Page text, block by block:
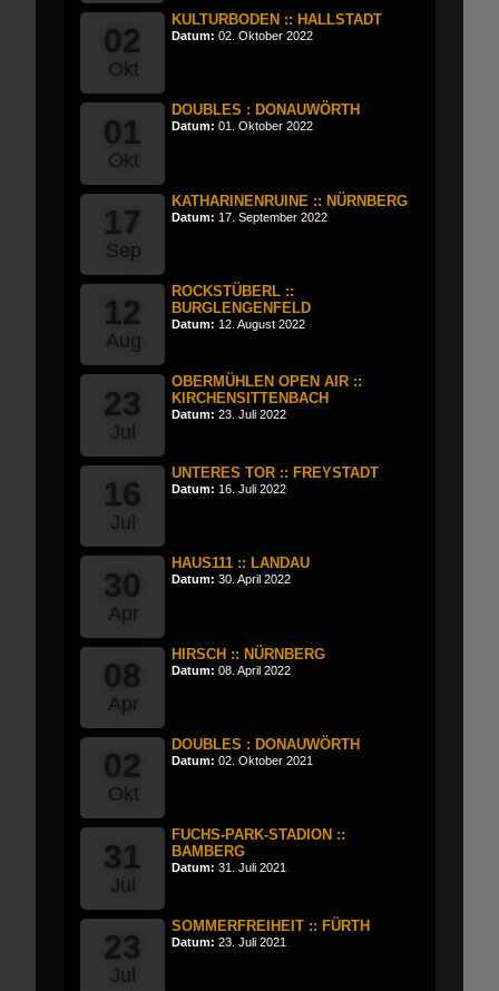
02
Okt
KULTURBODEN :: HALLSTADT
Datum: 02. Oktober 2022
01
Okt
DOUBLES : DONAUWÖRTH
Datum: 01. Oktober 2022
17
Sep
KATHARINENRUINE :: NÜRNBERG
Datum: 17. September 2022
12
Aug
ROCKSTÜBERL ::
BURGLENGENFELD
Datum: 12. August 2022
23
Jul
OBERMÜHLEN OPEN AIR ::
KIRCHENSITTENBACH
Datum: 23. Juli 2022
16
Jul
UNTERES TOR :: FREYSTADT
Datum: 16. Juli 2022
30
Apr
HAUS111 :: LANDAU
Datum: 30. April 2022
08
Apr
HIRSCH :: NÜRNBERG
Datum: 08. April 2022
02
Okt
DOUBLES : DONAUWÖRTH
Datum: 02. Oktober 2021
31
Jul
FUCHS-PARK-STADION ::
BAMBERG
Datum: 31. Juli 2021
23
Jul
SOMMERFREIHEIT :: FÜRTH
Datum: 23. Juli 2021